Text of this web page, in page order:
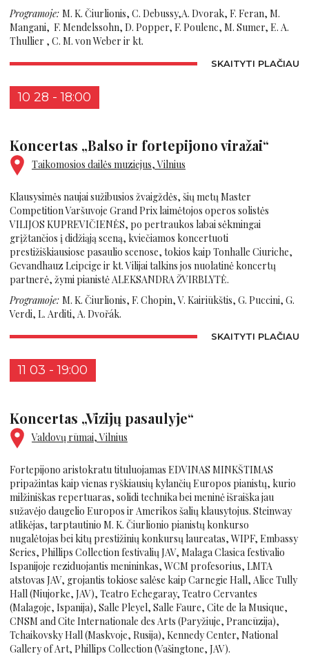
Programoje: M. K. Čiurlionis, C. Debussy,A. Dvorak, F. Feran, M.
Mangani, F. Mendelssohn, D. Popper, F. Poulenc, M. Sumer, E. A.
Thullier , C. M. von Weber ir kt.
SKAITYTI PLAČIAU
10 28 - 18:00
Koncertas „Balso ir fortepijono viražai“
Taikomosios dailės muziejus, Vilnius
Klausysimės naujai sužibusios žvaigždės, šių metų Master
Competition Varšuvoje Grand Prix laimėtojos operos solistės
VILIJOS KUPREVIČIENĖS, po pertraukos labai sėkmingai
grįžtančios į didžiąją sceną, kviečiamos koncertuoti
prestižiškiausiose pasaulio scenose, tokios kaip Tonhalle Ciuriche,
Gevandhauz Leipcige ir kt. Vilijai talkins jos nuolatinė koncertų
partnerė, žymi pianistė ALEKSANDRA ŽVIRBLYTĖ.
Programoje: M. K. Čiurlionis, F. Chopin, V. Kairiūkštis, G. Puccini, G.
Verdi, L. Arditi, A. Dvořák.
SKAITYTI PLAČIAU
11 03 - 19:00
Koncertas „Vizijų pasaulyje“
Valdovų rūmai, Vilnius
Fortepijono aristokratu tituluojamas EDVINAS MINKŠTIMAS
pripažintas kaip vienas ryškiausių kylančių Europos pianistų, kurio
milžiniškas repertuaras, solidi technika bei meninė išraiška jau
sužavėjo daugelio Europos ir Amerikos šalių klausytojus. Steinway
atlikėjas, tarptautinio M. K. Čiurlionio pianistų konkurso
nugalėtojas bei kitų prestižinių konkursų laureatas, WIPF, Embassy
Series, Phillips Collection festivalių JAV, Malaga Clasica festivalio
Ispanijoje reziduojantis menininkas, WCM profesorius, LMTA
atstovas JAV, grojantis tokiose salėse kaip Carnegie Hall, Alice Tully
Hall (Niujorke, JAV), Teatro Echegaray, Teatro Cervantes
(Malagoje, Ispanija), Salle Pleyel, Salle Faure, Cite de la Musique,
CNSM and Cite Internationale des Arts (Paryžiuje, Prancūzija),
Tchaikovsky Hall (Maskvoje, Rusija), Kennedy Center, National
Gallery of Art, Phillips Collection (Vašingtone, JAV).